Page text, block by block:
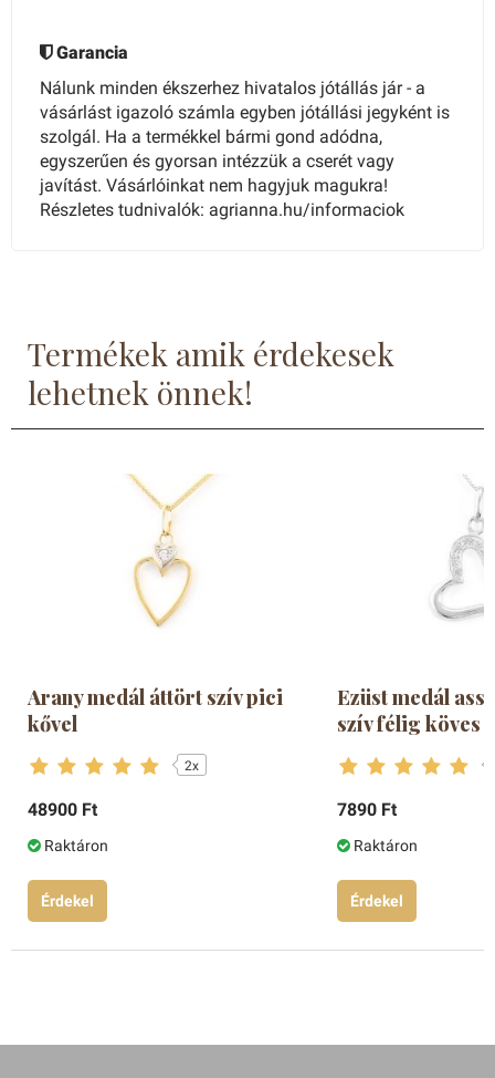
Garancia
Nálunk minden ékszerhez hivatalos jótállás jár - a
vásárlást igazoló számla egyben jótállási jegyként is
szolgál. Ha a termékkel bármi gond adódna,
egyszerűen és gyorsan intézzük a cserét vagy
javítást. Vásárlóinkat nem hagyjuk magukra!
Részletes tudnivalók: agrianna.hu/informaciok
Termékek amik érdekesek
lehetnek önnek!
Arany medál áttört szív pici
kővel
2x
48900 Ft
Raktáron
Érdekel
Ezüst medál
szív félig köves
7890 Ft
Raktáron
Érdekel